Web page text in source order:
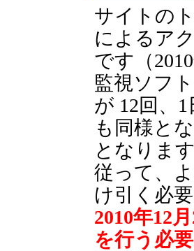
サイトの
によるア
です（
監視ソフ
が 12回、1
も同様と
となりま
従って、
け引く必
2010年12
を行う必